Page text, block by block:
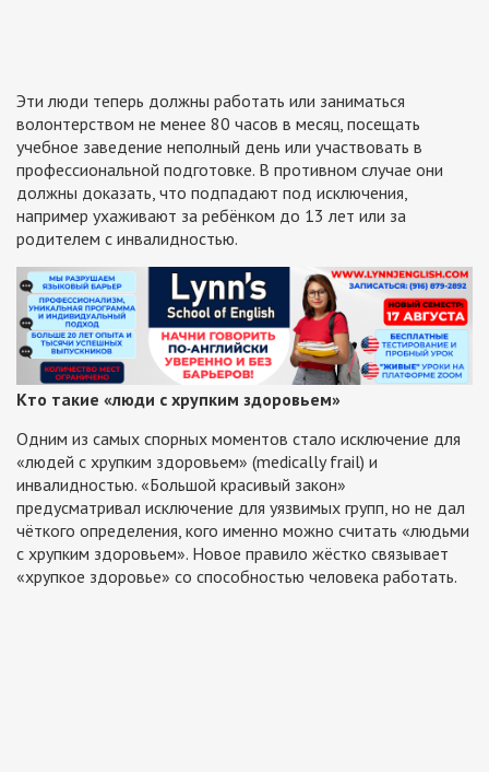
Эти люди теперь должны работать или заниматься
волонтерством не менее 80 часов в месяц, посещать
учебное заведение неполный день или участвовать в
профессиональной подготовке. В противном случае они
должны доказать, что подпадают под исключения,
например ухаживают за ребёнком до 13 лет или за
родителем с инвалидностью.
Кто такие «люди с хрупким здоровьем»
Одним из самых спорных моментов стало исключение для
«людей с хрупким здоровьем» (medically frail) и
инвалидностью. «Большой красивый закон»
предусматривал исключение для уязвимых групп, но не дал
чёткого определения, кого именно можно считать «людьми
с хрупким здоровьем». Новое правило жёстко связывает
«хрупкое здоровье» со способностью человека работать.